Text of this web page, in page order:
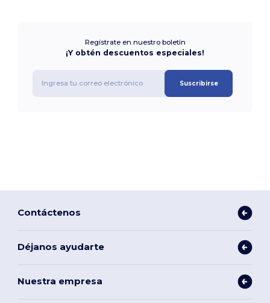
Regístrate en nuestro boletín
¡Y obtén descuentos especiales!
Suscribirse
Contáctenos
Déjanos ayudarte
Nuestra empresa